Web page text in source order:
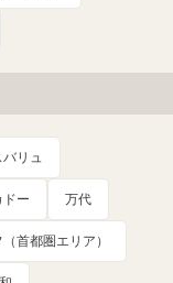
バリュ
ドー 万代
首都圏エリア）